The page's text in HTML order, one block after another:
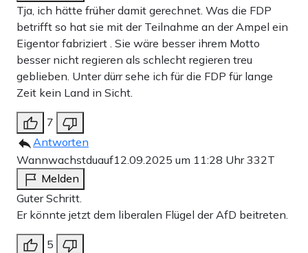
Tja, ich hätte früher damit gerechnet. Was die FDP
betrifft so hat sie mit der Teilnahme an der Ampel ein
Eigentor fabriziert . Sie wäre besser ihrem Motto
besser nicht regieren als schlecht regieren treu
geblieben. Unter dürr sehe ich für die FDP für lange
Zeit kein Land in Sicht.
7
Antworten
Wannwachstduauf12.09.2025 um 11:28 Uhr332T
Melden
Guter Schritt.
Er könnte jetzt dem liberalen Flügel der AfD beitreten.
5